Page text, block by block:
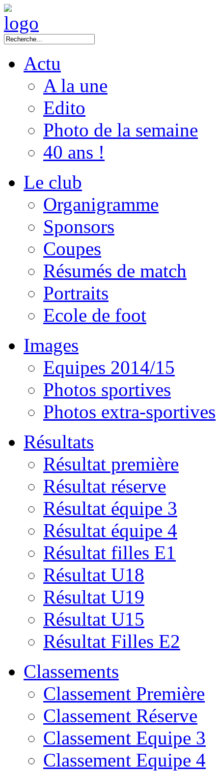
Actu
A la une
Edito
Photo de la semaine
40 ans !
Le club
Organigramme
Sponsors
Coupes
Résumés de match
Portraits
Ecole de foot
Images
Equipes 2014/15
Photos sportives
Photos extra-sportives
Résultats
Résultat première
Résultat réserve
Résultat équipe 3
Résultat équipe 4
Résultat filles E1
Résultat U18
Résultat U19
Résultat U15
Résultat Filles E2
Classements
Classement Première
Classement Réserve
Classement Equipe 3
Classement Equipe 4